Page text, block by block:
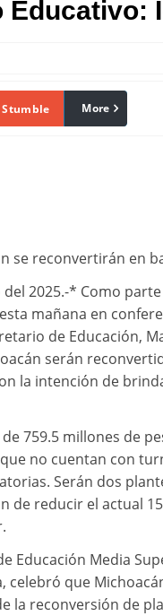
Educativo:
Stumble linkedin
More
se reconvertirán en
2025.-* Como
mañana en
de Educación,
serán
la intención de
759.5 millones de
no cuentan con
Serán dos
de reducir el actual
Educación Media
celebró que
la reconversión de